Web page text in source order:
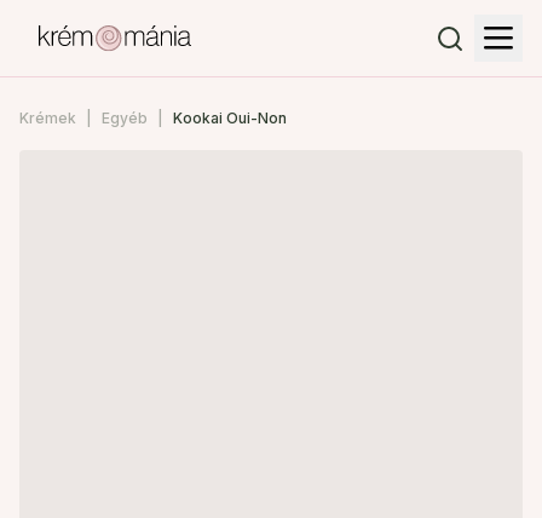
Krémek Egyéb Kookai Oui-Non